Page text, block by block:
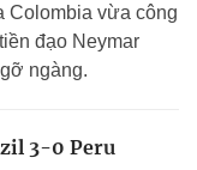
Colombia vừa công
đạo Neymar
ngàng.
3-0 Peru